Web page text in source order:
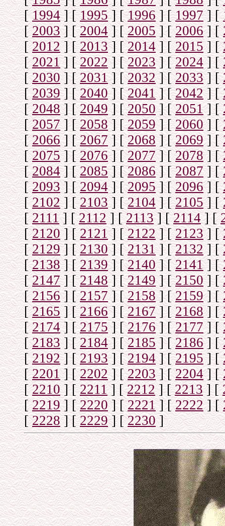
[1994] [1995] [1996] [1997] [
[2003] [2004] [2005] [2006] [
[2012] [2013] [2014] [2015] [
[2021] [2022] [2023] [2024] [
[2030] [2031] [2032] [2033] [
[ 2039] [2040] [2041] [2042] [
[2048] [2049] [2050] [2051] [
[2057] [2058] [2059 ] [2060] [
[2066] [2067] [2068] [2069] [
[2075] [2076] [2077] [2078] [
[2084] [2085] [2086] [2087] [
[2093] [2094] [2095] [2096] [
[2102] [2103] [2104 ] [2105] [
[2111] [2112] [2113] [2114] [
[2120] [2121] [2122] [2123] [
[2129] [2130] [2131] [2132] [
[2138] [2139] [2140] [2141] [
[2147] [2148] [2149] [2150] [
[2156] [2157] [2158] [2159] [
[2165] [2166] [2167] [2168] [
[2174] [2175] [2176] [2177] [
[2183] [2184] [2185] [2186] [
[2192] [2193] [2194] [2195] [
[2201] [2202] [2203] [2204] [
[2210] [2211] [2212] [2213] [
[2219] [2220] [2221] [2222] [
[2228] [2229] [2230]